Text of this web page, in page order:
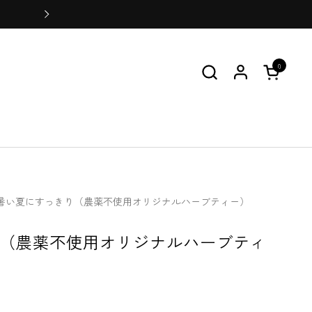
カートを
0
い夏にすっきり（農薬不使用オリジナルハーブティー）
農薬不使用オリジナルハーブティ